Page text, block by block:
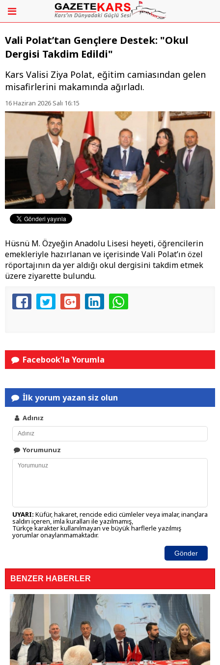
Vali Polat’tan Gençlere Destek: "Okul
Dergisi Takdim Edildi"
​Kars Valisi Ziya Polat, eğitim camiasından gelen
misafirlerini makamında ağırladı.
16 Haziran 2026 Salı 16:15
Hüsnü M. Özyeğin Anadolu Lisesi heyeti, öğrencilerin
emekleriyle hazırlanan ve içerisinde Vali Polat’ın özel
röportajının da yer aldığı okul dergisini takdim etmek
üzere ziyarette bulundu.
Facebook'la Yorumla
İlk yorum yazan siz olun
Adınız
Yorumunuz
UYARI: Küfür, hakaret, rencide edici cümleler veya imalar, inançlara
saldırı içeren, imla kuralları ile yazılmamış,
Türkçe karakter kullanılmayan ve büyük harflerle yazılmış
yorumlar onaylanmamaktadır.
Gönder
BENZER HABERLER